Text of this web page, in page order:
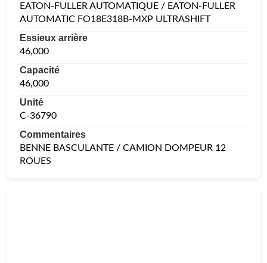
EATON-FULLER AUTOMATIQUE / EATON-FULLER
AUTOMATIC FO18E318B-MXP ULTRASHIFT
Essieux arrière
46,000
Capacité
46,000
Unité
C-36790
Commentaires
BENNE BASCULANTE / CAMION DOMPEUR 12
ROUES